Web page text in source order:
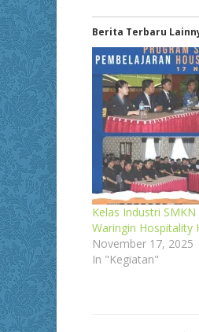
Berita Terbaru
Kelas Industri
Waringin Hospitality
November 17, 2025
In "Kegiatan"